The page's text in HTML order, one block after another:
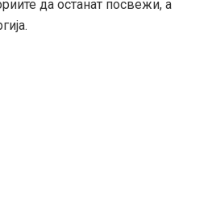
да останат посвежи, а